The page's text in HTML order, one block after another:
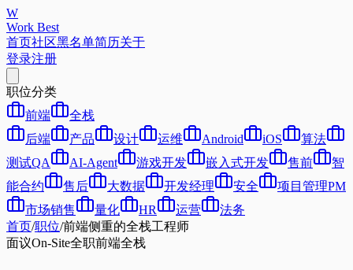
W
Work Best
首页社区黑名单简历关于
登录注册
职位分类
前端
全栈
后端
产品 设计 运维 Android iOS
算法
测试QA
AI-Agent 游戏开发 嵌入式开发 售前
智
能合约
售后 大数据 开发经理 安全
项目管理PM
市场销售
量化 HR 运营
法务
首页/职位/前端侧重的全栈工程师
面议On-Site全职前端全栈